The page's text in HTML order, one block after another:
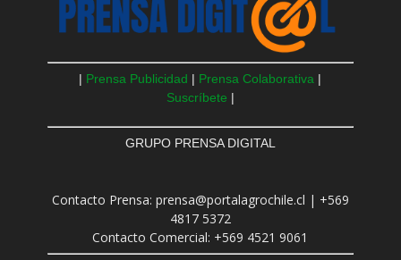
| Prensa Publicidad | Prensa Colaborativa |
Suscríbete |
GRUPO PRENSA DIGITAL
Contacto Prensa: prensa@portalagrochile.cl | +569
4817 5372
Contacto Comercial: +569 4521 9061